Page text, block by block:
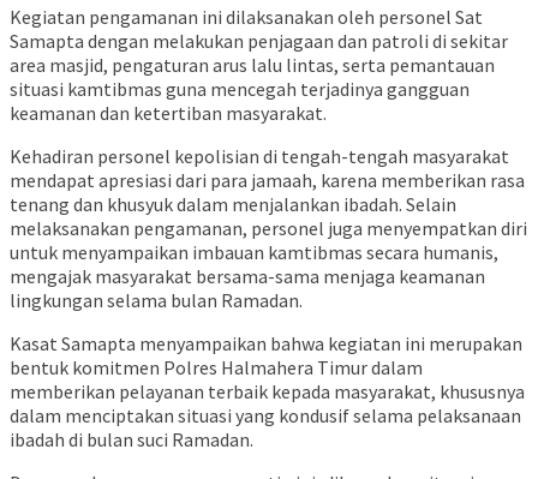
Kegiatan pengamanan ini dilaksanakan oleh personel Sat
Samapta dengan melakukan penjagaan dan patroli di sekitar
area masjid, pengaturan arus lalu lintas, serta pemantauan
situasi kamtibmas guna mencegah terjadinya gangguan
keamanan dan ketertiban masyarakat.
Kehadiran personel kepolisian di tengah-tengah masyarakat
mendapat apresiasi dari para jamaah, karena memberikan rasa
tenang dan khusyuk dalam menjalankan ibadah. Selain
melaksanakan pengamanan, personel juga menyempatkan diri
untuk menyampaikan imbauan kamtibmas secara humanis,
mengajak masyarakat bersama-sama menjaga keamanan
lingkungan selama bulan Ramadan.
Kasat Samapta menyampaikan bahwa kegiatan ini merupakan
bentuk komitmen Polres Halmahera Timur dalam
memberikan pelayanan terbaik kepada masyarakat, khususnya
dalam menciptakan situasi yang kondusif selama pelaksanaan
ibadah di bulan suci Ramadan.